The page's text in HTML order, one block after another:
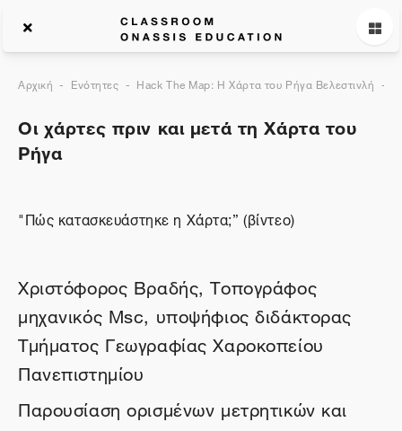
Αρχική Ενότητες Hack The Map: Η Χάρτα του Ρήγα Βελεστινλή
Οι χάρτες πριν και μετά τη Χάρτα του
Ρήγα
"Πώς κατασκευάστηκε η Χάρτα;” (βίντεο)
Χριστόφορος Βραδής, Τοπογράφος
μηχανικός Msc, υποψήφιος διδάκτορας
Τμήματος Γεωγραφίας Χαροκοπείου
Πανεπιστημίου
Παρουσίαση ορισμένων μετρητικών και